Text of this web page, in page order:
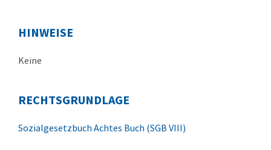
HINWEISE
Keine
RECHTSGRUNDLAGE
Sozialgesetzbuch Achtes Buch (SGB VIII)